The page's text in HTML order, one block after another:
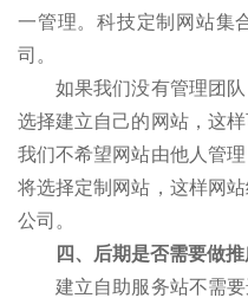
一管理。科技定制网站集
司。
如果我们没有管理团队
选择建立自己的网站，这
我们不希望网站由他人管
将选择定制网站，这样网
公司。
四、后期是否需要做推
建立自助服务站不需要